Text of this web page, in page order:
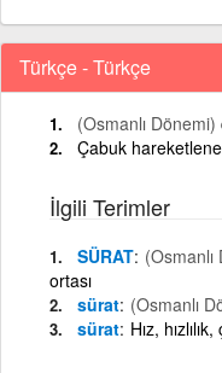
Türkçe - Türkçe
(Osmanlı Dönemi)
Çabuk
İlgili Terimler
SÜRAT (Osmanlı
ortası
sürat (Osmanlı
sürat Hız,